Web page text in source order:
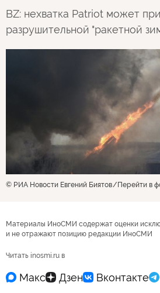
BZ: нехватка Patriot может
разрушительной "ракетной
© РИА Новости Евгений Биятов Перейти в
Материалы ИноСМИ содержат оценки
и не отражают позицию редакции ИноСМИ
Читать inosmi.ru в